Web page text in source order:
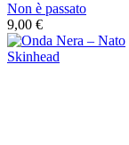
Non è passato
9,00 €